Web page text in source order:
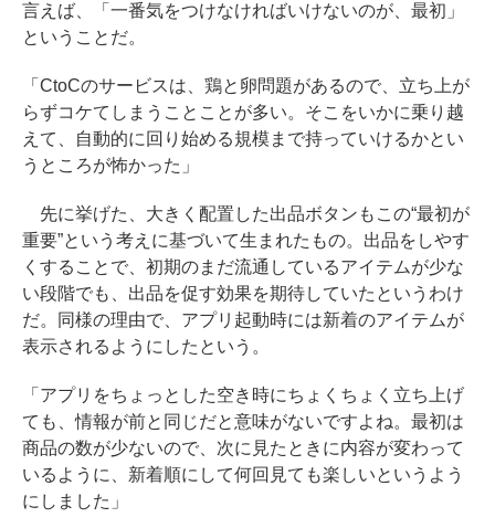
言えば、「一番気をつけなければいけないのが、最初」
ということだ。
「CtoCのサービスは、鶏と卵問題があるので、立ち上が
らずコケてしまうことことが多い。そこをいかに乗り越
えて、自動的に回り始める規模まで持っていけるかとい
うところが怖かった」
先に挙げた、大きく配置した出品ボタンもこの“最初が
重要”という考えに基づいて生まれたもの。出品をしやす
くすることで、初期のまだ流通しているアイテムが少な
い段階でも、出品を促す効果を期待していたというわけ
だ。同様の理由で、アプリ起動時には新着のアイテムが
表示されるようにしたという。
「アプリをちょっとした空き時にちょくちょく立ち上げ
ても、情報が前と同じだと意味がないですよね。最初は
商品の数が少ないので、次に見たときに内容が変わって
いるように、新着順にして何回見ても楽しいというよう
にしました」